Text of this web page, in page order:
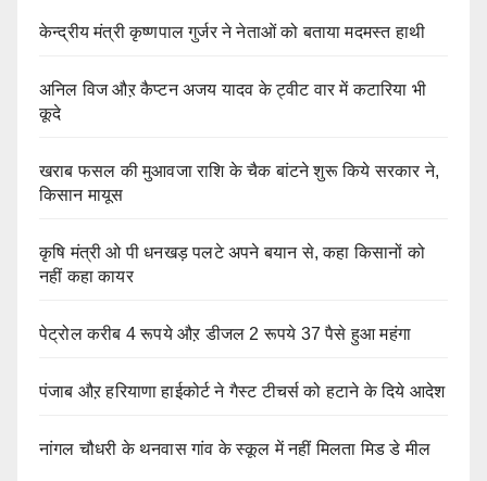
केन्द्रीय मंत्री कृष्णपाल गुर्जर ने नेताओं को बताया मदमस्त हाथी
अनिल विज औऱ कैप्टन अजय यादव के ट्वीट वार में कटारिया भी
कूदे
खराब फसल की मुआवजा राशि के चैक बांटने शुरू किये सरकार ने,
किसान मायूस
कृषि मंत्री ओ पी धनखड़ पलटे अपने बयान से, कहा किसानों को
नहीं कहा कायर
पेट्रोल करीब 4 रूपये औऱ डीजल 2 रूपये 37 पैसे हुआ महंगा
पंजाब औऱ हरियाणा हाईकोर्ट ने गैस्ट टीचर्स को हटाने के दिये आदेश
नांगल चौधरी के थनवास गांव के स्कूल में नहीं मिलता मिड डे मील